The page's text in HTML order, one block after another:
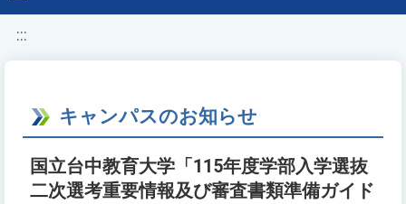
:::
キャンパスのお知らせ
国立台中教育大学「115年度学部入学選抜
二次選考重要情報及び審査書類準備ガイド